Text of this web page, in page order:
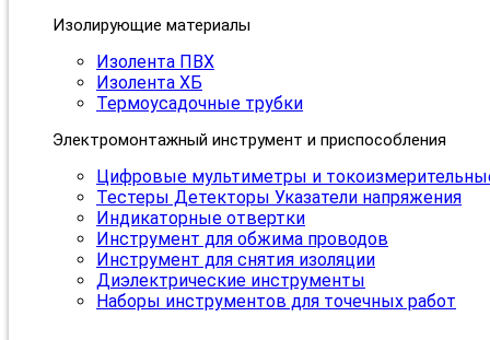
Изолирующие материалы
Изолента ПВХ
Изолента ХБ
Термоусадочные трубки
Электромонтажный инструмент и приспособления
Цифровые мультиметры и
Тестеры Детекторы Указатели напряжения
Индикаторные отвертки
Инструмент для обжима проводов
Инструмент для снятия изоляции
Диэлектрические инструменты
Наборы инструментов для точечных работ